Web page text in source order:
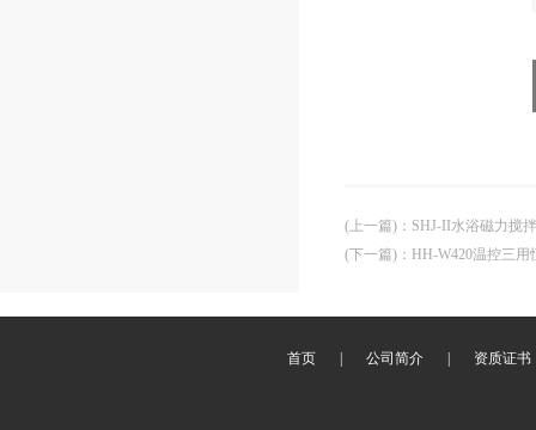
(上一篇) ： SHJ-II水浴磁力搅
(下一篇) ： HH-W420温控三用
首页 公司简介 资质证书